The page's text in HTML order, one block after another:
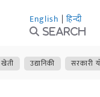
English | हिन्दी
Search
उद्यानिकी सरकारी